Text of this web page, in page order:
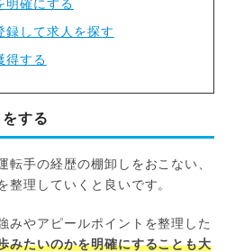
明確にする
録して求人を探す
得する
する
転手の経歴の棚卸しをおこない、
整理していくと良いです。
みやアピールポイントを整理した
みたいのかを明確にすることも大